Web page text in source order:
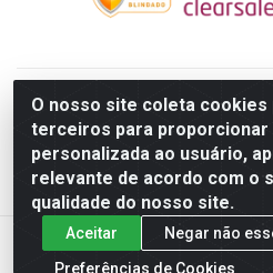
O nosso site coleta cookies
terceiros para proporcionar
personalizada ao usuário,
relevante de acordo com o
qualidade do nosso site.
Aceitar
Negar não
Preferências de Cookies
KarneKeijo Logistica Integrada
- Barro, Recife/PE, 50900-400
Estados atendidos pela